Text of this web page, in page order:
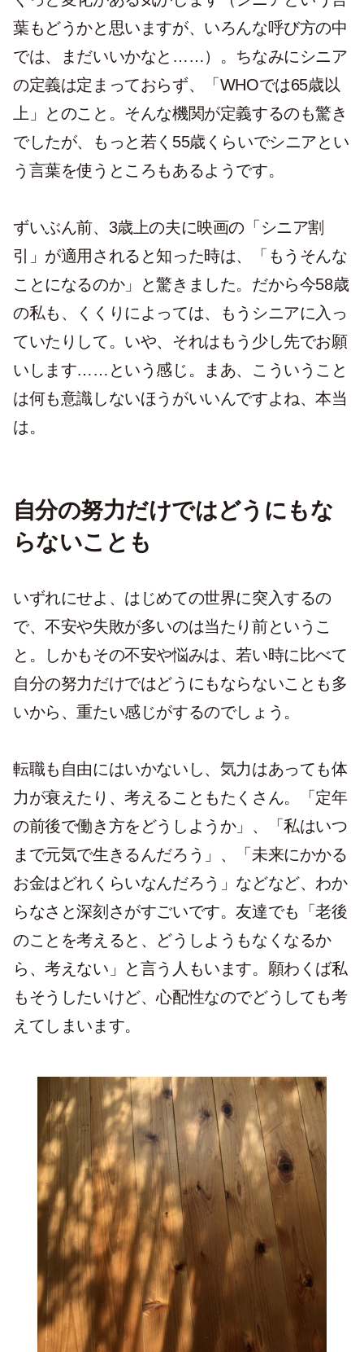
葉もどうかと思いますが、いろんな呼び方の中
では、まだいいかなと……）。ちなみにシニア
の定義は定まっておらず、「WHOでは65歳以
上」とのこと。そんな機関が定義するのも驚き
でしたが、もっと若く55歳くらいでシニアとい
う言葉を使うところもあるようです。
ずいぶん前、3歳上の夫に映画の「シニア割
引」が適用されると知った時は、「もうそんな
ことになるのか」と驚きました。だから今58歳
の私も、くくりによっては、もうシニアに入っ
ていたりして。いや、それはもう少し先でお願
いします……という感じ。まあ、こういうこと
は何も意識しないほうがいいんですよね、本当
は。
自分の努力だけではどうにもな
らないことも
いずれにせよ、はじめての世界に突入するの
で、不安や失敗が多いのは当たり前というこ
と。しかもその不安や悩みは、若い時に比べて
自分の努力だけではどうにもならないことも多
いから、重たい感じがするのでしょう。
転職も自由にはいかないし、気力はあっても体
力が衰えたり、考えることもたくさん。「定年
の前後で働き方をどうしようか」、「私はいつ
まで元気で生きるんだろう」、「未来にかかる
お金はどれくらいなんだろう」などなど、わか
らなさと深刻さがすごいです。友達でも「老後
のことを考えると、どうしようもなくなるか
ら、考えない」と言う人もいます。願わくば私
もそうしたいけど、心配性なのでどうしても考
えてしまいます。